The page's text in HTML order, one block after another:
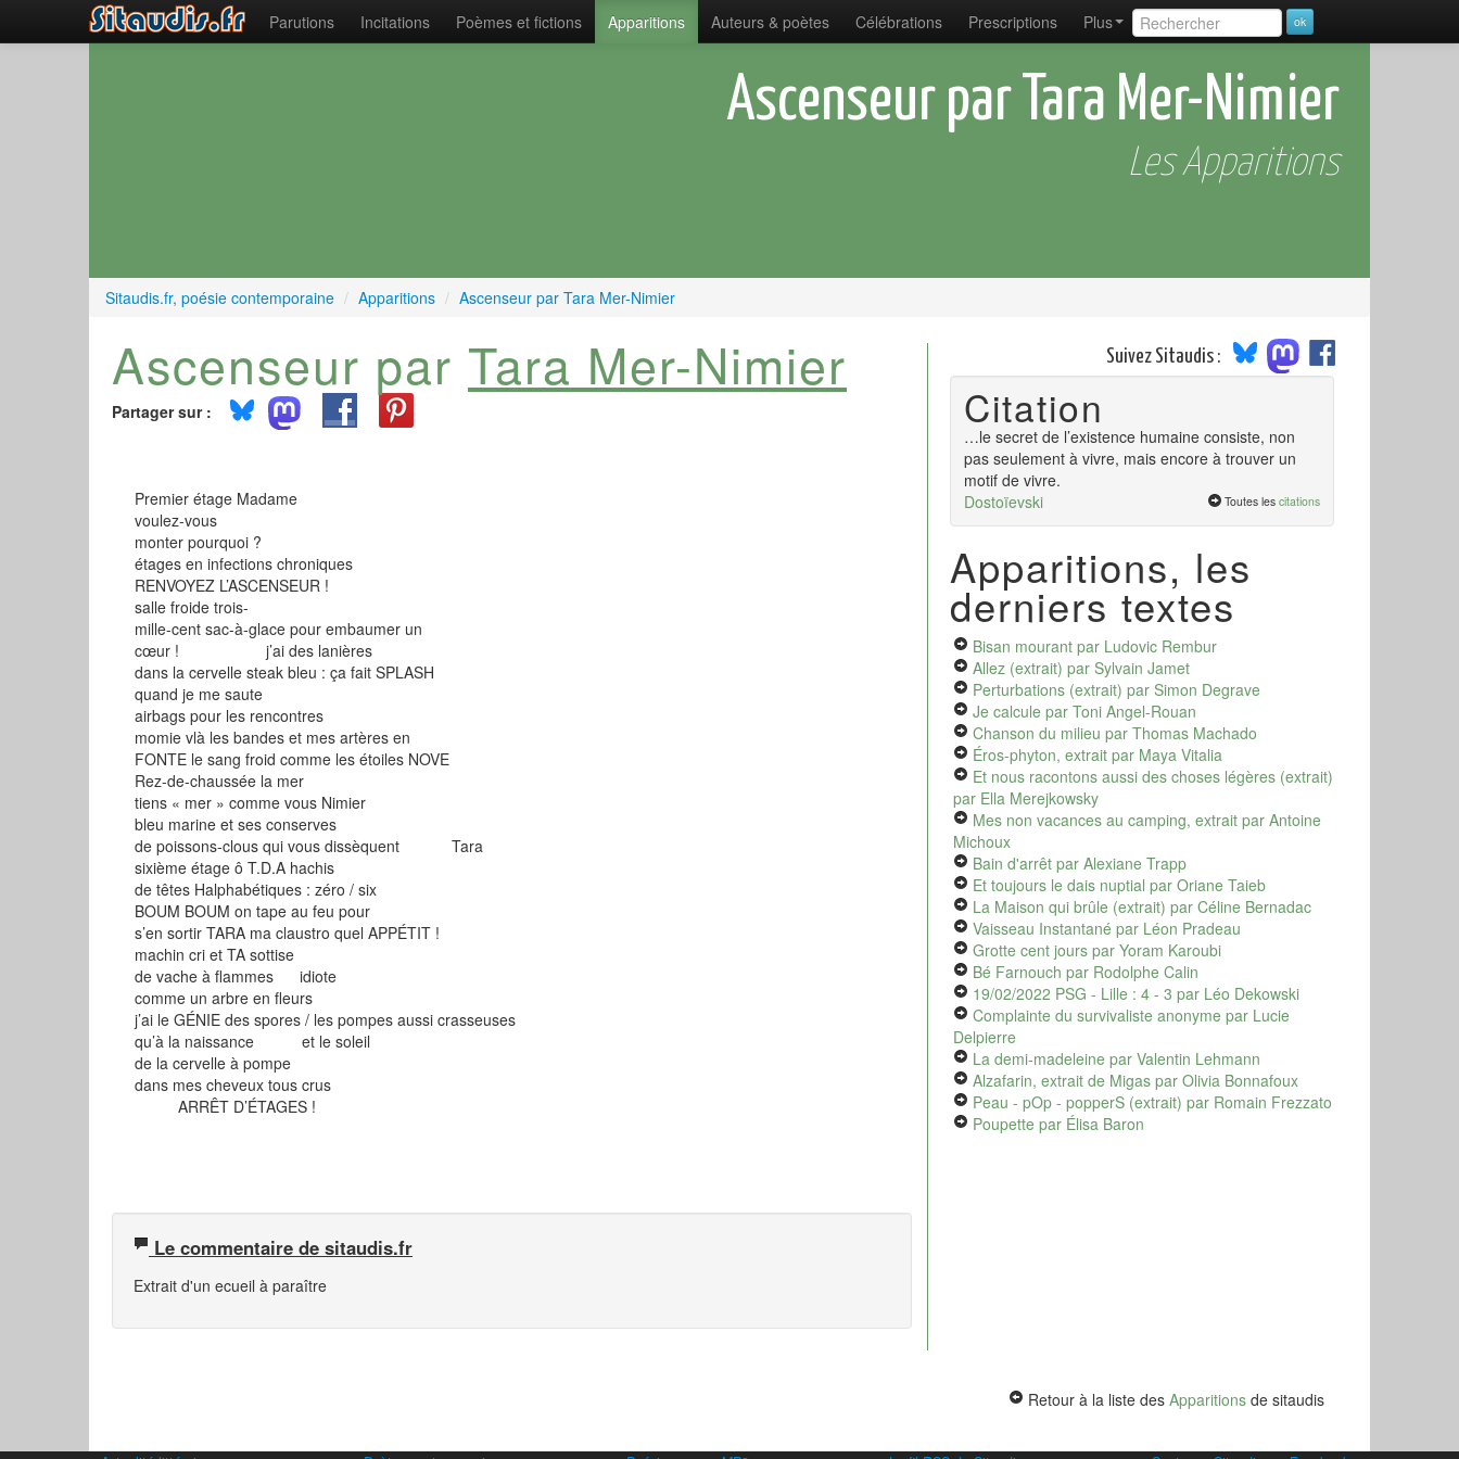
Parutions Incitations Poèmes et fictions Apparitions Auteurs & poètes Célébrations Prescriptions Plus
Ascenseur par Tara Mer-Nimier
Les Apparitions
Sitaudis.fr, poésie contemporaine / Apparitions / Ascenseur par Tara Mer-Nimier
Ascenseur par Tara Mer-Nimier
Partager sur :
Premier étage Madame
voulez-vous
monter pourquoi ?
étages en infections chroniques
RENVOYEZ L’ASCENSEUR !
salle froide trois-
mille-cent sac-à-glace pour embaumer un
cœur ! j’ai des lanières
dans la cervelle steak bleu : ça fait SPLASH
quand je me saute
airbags pour les rencontres
momie vlà les bandes et mes artères en
FONTE le sang froid comme les étoiles NOVE
Rez-de-chaussée la mer
tiens « mer » comme vous Nimier
bleu marine et ses conserves
de poissons-clous qui vous dissèquent Tara
sixième étage ô T.D.A hachis
de têtes Halphabétiques : zéro / six
BOUM BOUM on tape au feu pour
s’en sortir TARA ma claustro quel APPÉTIT !
machin cri et TA sottise
de vache à flammes idiote
comme un arbre en fleurs
j’ai le GÉNIE des spores / les pompes aussi crasseuses
qu’à la naissance et le soleil
de la cervelle à pompe
dans mes cheveux tous crus
ARRÊT D’ÉTAGES !
Le commentaire de sitaudis.fr
Extrait d'un ecueil à paraître
Suivez Sitaudis :
Citation
…le secret de l’existence humaine consiste, non
pas seulement à vivre, mais encore à trouver un
motif de vivre.
Dostoïevski
Toutes les citations
Apparitions, les
derniers textes
Bisan mourantpar Ludovic Rembur
Allez (extrait) par Sylvain Jamet
Perturbations (extrait) par Simon Degrave
Je calcule par Toni Angel-Rouan
Chanson du milieu par Thomas Machado
Éros-phyton, extraitpar Maya Vitalia
Et nous racontons aussi des choses légères (extrait)
par Ella Merejkowsky
Mes non vacances au camping, extraitpar Antoine
Michoux
Bain d'arrêtpar Alexiane Trapp
Et toujours le dais nuptial par Oriane Taieb
La Maison qui brûle (extrait) par Céline Bernadac
Vaisseau Instantané par Léon Pradeau
Grotte cent jourspar Yoram Karoubi
Bé Farnouch par Rodolphe Calin
19/02/2022 PSG - Lille : 4 - 3 par Léo Dekowski
Complainte du survivaliste anonyme par Lucie
Delpierre
La demi-madeleine par Valentin Lehmann
Alzafarin, extrait de Migaspar Olivia Bonnafoux
Peau - pOp - popperS (extrait) par Romain Frezzato
Poupette par Élisa Baron
Retour à la liste des Apparitions de sitaudis